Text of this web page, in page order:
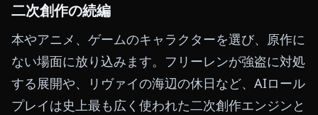
二次創作の続編
本やアニメ、ゲームのキャラクターを選び、原作に
ない場面に放り込みます。フリーレンが強盗に対処
する展開や、リヴァイの海辺の休日など、AIロール
プレイは史上最も広く使われた二次創作エンジンと